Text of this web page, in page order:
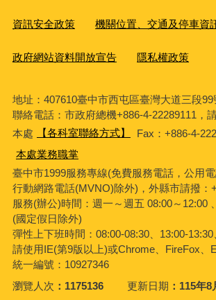
資訊安全政策 機關位置、交通及停車資
政府網站資料開放宣告 隱私權政策
地址：407610臺中市西屯區臺灣大道三段
聯絡電話：市政府總機+886-4-22289111，
本處
【各科室聯絡方式】
Fax：+886-4-
本處業務職掌
臺中市1999服務專線(免費服務電話，公用
行動網路電話(MVNO)除外)，外縣市請撥：
服務(辦公)時間：週一～週五 08:00～12:00
(國定假日除外)
彈性上下班時間：08:00-08:30、13:00-13:30
請使用IE(第9版以上)或Chrome、FireFox、
統一編號：10927346
瀏覽人次
1175136 更新日期 115年8